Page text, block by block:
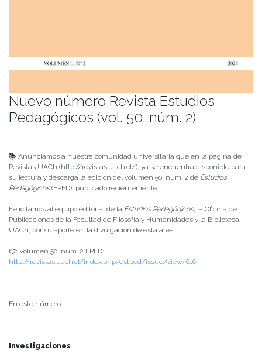
Nuevo número Revista Estudios
Pedagógicos (vol. 50, núm. 2)
📚 Anunciamos a nuestra comunidad universitaria que en la página de
Revistas UACh (http://revistas.uach.cl/), ya se encuentra disponible para
su lectura y descarga la edición del volumen 50, núm. 2 de Estudios
Pedagógicos(EPED), publicado recientemente.
Felicitamos al equipo editorial de la Estudios Pedagógicos, la Oficina de
Publicaciones de la Facultad de Filosofía y Humanidades y la Biblioteca
UACh, por su aporte en la divulgación de esta área.
👉 Volumen 50, núm. 2 EPED:
http://revistas.uach.cl/index.php/estped/issue/view/616
En este número:
Investigaciones